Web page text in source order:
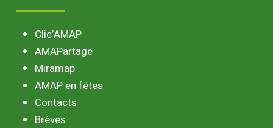
Clic’AMAP
AMAPartage
Miramap
AMAP en fêtes
Contacts
Brèves